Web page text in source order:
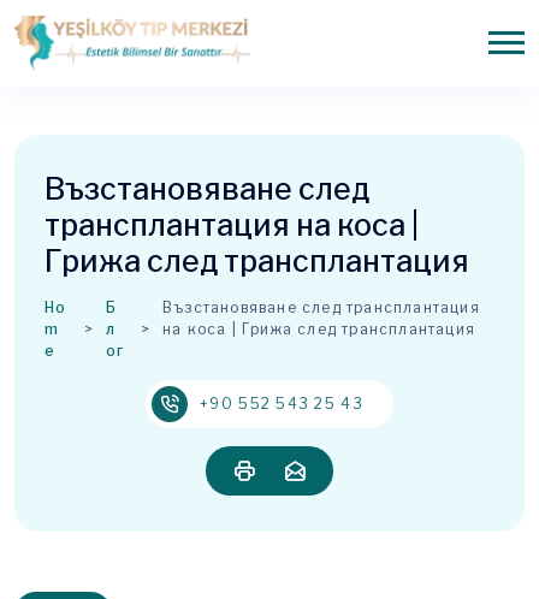
Възстановяване след
трансплантация на коса |
Грижа след трансплантация
Ho
m
e
Б
л
ог
Възстановяване след трансплантация
на коса | Грижа след трансплантация
+90 552 543 25 43